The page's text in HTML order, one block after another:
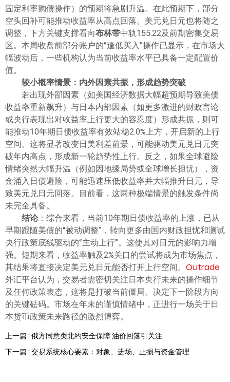
固定利率购债操作）的预期将急剧升温。在此预期下，部分
空头回补可能推动收益率从高点回落。美元兑日元也将随之
调整，下方关键支撑看向布林带中轨155.22及前期密集交易
区。本周收盘前部分账户的“逢低买入”操作已显示，在市场大
幅波动后，一些机构认为当前收益率水平已具备一定配置价
值。
较小概率情景：内外因素共振，形成趋势突破
若出现外部因素（如美国经济数据大幅超预期导致美债
收益率重新飙升）与日本内部因素（如更多激进的财政言论
或央行表现出对收益率上行更大的容忍度）形成共振，则可
能推动10年期日债收益率有效站稳2.0%上方，开启新的上行
空间。这将显著改变日美利差前景，可能驱动美元兑日元突
破年内高点，形成新一轮趋势性上行。反之，如果全球避险
情绪突然大幅升温（例如因地缘局势或全球增长担忧），资
金涌入日债避险，可能迅速压低收益率并大幅推升日元，导
致美元兑日元回落。目前看，这两种极端情景的触发条件尚
未完全具备。
结论：综合来看，当前10年期日债收益率的上涨，已从
早期跟随美债的“被动调整”，转向更多由国内财政担忧和测试
央行政策底线驱动的“主动上行”。这使其对日元的影响力增
强。短期来看，收益率触及2%关口的尝试将成为市场焦点，
其结果将直接决定美元兑日元能否打开上行空间。 Outrade
外汇平台认为，交易者需密切关注日本央行未来的操作细节
及任何政策表态，这将是打破当前僵局、决定下一阶段方向
的关键砝码。市场在年末的谨慎情绪中，正进行一场关于日
本货币政策未来路径的激烈博弈。
上一篇 : 俄方同意类北约安全保障 油价回落引关注
下一篇 : 交易系统核心要素：对象、进场、止损与资金管理